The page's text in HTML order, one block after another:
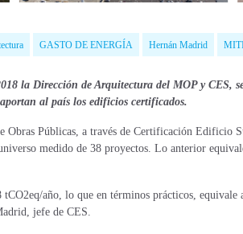
GASTO DE ENERGÍA Hernán Madrid
la Dirección de Arquitectura del MOP y CES,
al país los edificios certificados.
Públicas, a través de Certificación Edificio
medido de 38 proyectos. Lo anterior
año, lo que en términos prácticos, equivale
jefe de CES.